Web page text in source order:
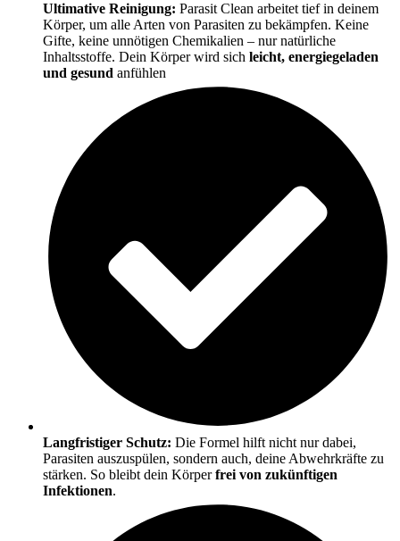
Ultimative Reinigung: Parasit Clean arbeitet tief in deinem
Körper, um alle Arten von Parasiten zu bekämpfen. Keine
Gifte, keine unnötigen Chemikalien – nur natürliche
Inhaltsstoffe. Dein Körper wird sich leicht, energiegeladen
und gesund anfühlen
Langfristiger Schutz: Die Formel hilft nicht nur dabei,
Parasiten auszuspülen, sondern auch, deine Abwehrkräfte zu
stärken. So bleibt dein Körperfrei von zukünftigen
Infektionen.